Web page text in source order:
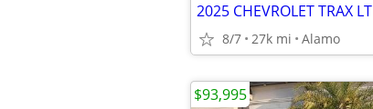
2025 CHEVROLET TRAX
8/7 27k mi Alamo
$93,995